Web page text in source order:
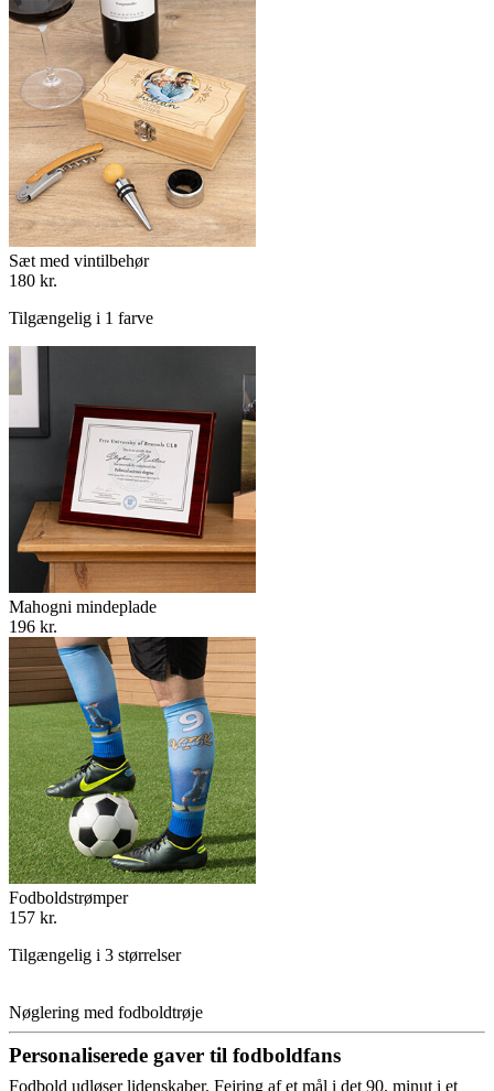
Sæt med vintilbehør
180 kr.
Tilgængelig i 1 farve
Mahogni mindeplade
196 kr.
Fodboldstrømper
157 kr.
Tilgængelig i 3 størrelser
Nøglering med fodboldtrøje
Personaliserede gaver til fodboldfans
Fodbold udløser lidenskaber. Fejring af et mål i det 90. minut i et